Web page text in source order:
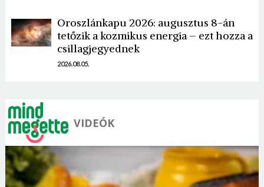
Oroszlánkapu 2026: augusztus 8-án
tetőzik a kozmikus energia – ezt hozza a
csillagjegyednek
2026.08.05.
VIDEÓK